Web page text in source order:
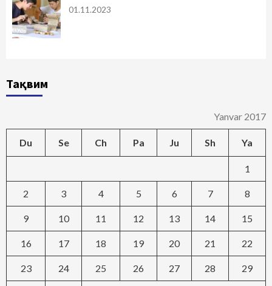
01.11.2023
Тақвим
Yanvar 2017
Du Se Ch Pa Ju Sh Ya
1
2 3 4 5 6 7 8
9 10 11 12 13 14 15
16 17 18 19 20 21 22
23 24 25 26 27 28 29